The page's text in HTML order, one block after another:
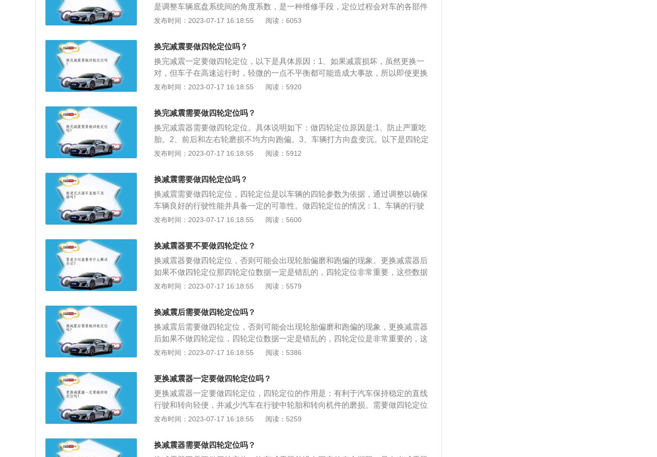
是调整车辆底盘系统间的角度系数，是一种维修手段，定位过程会对车的各部件
系数进行调整，改变车部件的原始系数。2、四轮定位参数不准确可能造成轮胎
车更容易疲惫，增加出现交通事故的概率，还有可能导致油耗增加。
发布时间：2023-07-17 16:18:55 阅读：6053
换完减震要做四轮定位吗？
换完减震一定要做四轮定位，以下是具体原因：1、如果减震损坏，虽然更换一
对，但车子在高速运行时，轻微的一点不平衡都可能造成大事故，所以即使更换
一对，还是要做四轮定位，检查一下车子的四轮平衡问题以保证车辆行驶的安
就会不太一样，就更需要做一个四轮定位来保证车辆四轮平衡。
发布时间：2023-07-17 16:18:55 阅读：5920
换完减震需要做四轮定位吗？
换完减震器需要做四轮定位。具体说明如下：做四轮定位原因是:1、防止严重吃
胎。2、前后和左右轮磨损不均方向跑偏。3、车辆打方向盘变沉。以下是四轮定
位介绍：四轮定位是基于原厂底盘参数，对车辆悬架定位角度进行调整，从而达
之间的距离安装必须具有一定的相对位置，这个位置都是由汽车生产厂家制定的
标准值。
发布时间：2023-07-17 16:18:55 阅读：5912
换减震需要做四轮定位吗？
换减震需要做四轮定位，四轮定位是以车辆的四轮参数为依据，通过调整以确保
车辆良好的行驶性能并具备一定的可靠性。做四轮定位的情况：1、车辆的行驶
性能受到了影响；2、因事故造成底盘及悬架的损伤；3、轮胎出现磨损异常；
轮定位也叫转向车轮定位，由前轮定位和后轮定位组成，其作用是使汽车保持稳
定的直线行驶和转向轻便，并减少汽车在行驶中轮胎和转向机件的磨损。
发布时间：2023-07-17 16:18:55 阅读：5600
换减震器要不要做四轮定位？
换减震器要做四轮定位，否则可能会出现轮胎偏磨和跑偏的现象。更换减震器后
如果不做四轮定位那四轮定位数据一定是错乱的，四轮定位非常重要，这些数据
关乎到汽车的操控性和行驶稳定性。汽车的四个车轮并不是垂直于地面，前轮有
的行驶稳定性和操控性。减震器从产生阻尼的材料这个角度划分主要有液压和充
气两种，还有一种可变阻尼的减震器，减震器主要用来抑制弹簧吸震后反弹时的
震荡及来自路面的冲击。
发布时间：2023-07-17 16:18:55 阅读：5579
换减震后需要做四轮定位吗？
换减震后需要做四轮定位，否则可能会出现轮胎偏磨和跑偏的现象，更换减震器
后如果不做四轮定位，四轮定位数据一定是错乱的，四轮定位是非常重要的，这
些数据关乎到汽车的操控性和行驶稳定性。四轮定位是以车辆的四轮参数为依
轮、转向节和前轴三者之间的安装具有一定的相对位置，这种具有一定相对位置
的安装叫做转向车轮定位，也称前轮定位。前轮定位包括主销后倾（角）、主销
内倾（角）、前轮外倾（角）和前轮前束四个内容。这是对两个转向前轮而言，
对两个后轮来说也同样存在与后轴之间安装的相对位置，称后轮定位。
发布时间：2023-07-17 16:18:55 阅读：5386
更换减震器一定要做四轮定位吗？
更换减震器一定要做四轮定位，四轮定位的作用是：有利于汽车保持稳定的直线
行驶和转向轻便，并减少汽车在行驶中轮胎和转向机件的磨损。需要做四轮定位
的情况：1、更换或维修过减震以及转向系统；2、车辆经常上路和快速过减速
象；4、行车过程中车辆跑偏；5、汽车轮胎有明显的磨损；6、更换底盘以及前
后悬挂部件。
发布时间：2023-07-17 16:18:55 阅读：5259
换减震器需要做四轮定位吗？